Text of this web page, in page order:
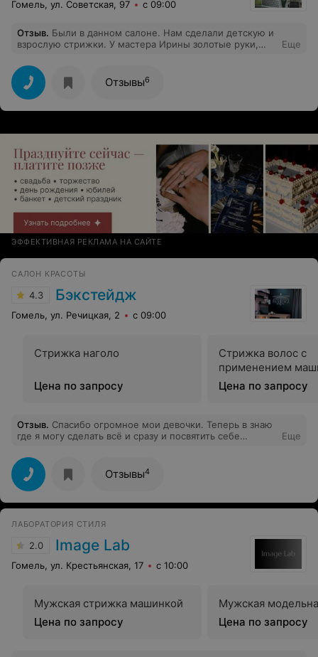
Гомель, ул. Советская, 97 с 09:00
Отзыв. Были в данном салоне. Нам сделали детскую и
взрослую стрижки. У мастера Ирины золотые руки,
мастер умелец своего дела.
Еще
Отзывы6
ЭФФЕКТИВНАЯ РЕКЛАМА НА САЙТЕ
САЛОН КРАСОТЫ
4.3 Бэкстейдж
Гомель, ул. Речицкая, 2 с 09:00
Стрижка наголо
Цена по запросу
Стрижка волос с
применением
Цена по запросу
Отзыв. Спасибо огромное мои девочки. Теперь в знаю
где я могу сделать всё и сразу и посвятить себе
довольна! И думаю скоро увидимся.
Еще
Отзывы4
ЛАБОРАТОРИЯ СТИЛЯ
2.0 Image Lab
Гомель, ул. Крестьянская, 17 с 10:00
Мужская стрижка машинкой
Цена по запросу
Мужская
Цена по запросу